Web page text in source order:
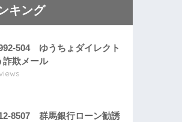
キング
504 ゆうちょダイレクト
詐欺メール
8507 群馬銀行ローン勧誘